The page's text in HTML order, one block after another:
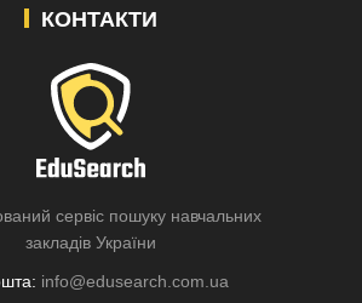
КОНТАКТИ
сервіс пошуку навчальних
закладів України
info@edusearch.com.ua